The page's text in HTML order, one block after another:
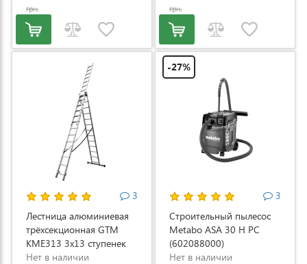
грн. грн.
3
Лестница алюминиевая
трёхсекционная GTM
KME313 3x13 ступенек
3.53-8.93м (KME313)
Нет в наличии
-27%
3
Строительный пылесос
Metabo ASA 30 H PC
(602088000)
Нет в наличии